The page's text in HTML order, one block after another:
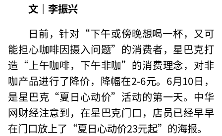
文｜李振兴
日前，针对“下午或傍晚想喝一杯，又可
能担心咖啡因摄入问题”的消费者，星巴克打
造“上午咖啡，下午非咖”的消费理念，对非
咖产品进行了降价，降幅在2-6元。6月10日，
是星巴克“夏日心动价”活动的第一天。中华
网财经注意到，在星巴克门口，店员已经早早
在门口放上了“夏日心动价23元起”的海报。